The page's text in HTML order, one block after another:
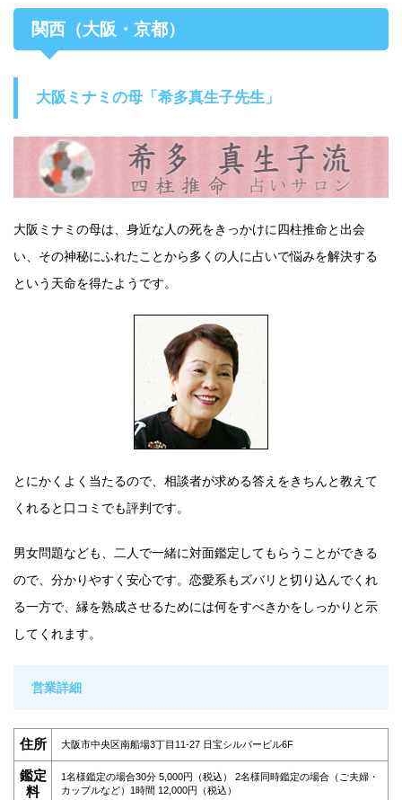
関西（大阪・京都）
大阪ミナミの母「希多真生子先生」
大阪ミナミの母は、身近な人の死をきっかけに四柱推命と出会
い、その神秘にふれたことから多くの人に占いで悩みを解決する
という天命を得たようです。
とにかくよく当たるので、相談者が求める答えをきちんと教えて
くれると口コミでも評判です。
男女問題なども、二人で一緒に対面鑑定してもらうことができる
ので、分かりやすく安心です。恋愛系もズバリと切り込んでくれ
る一方で、縁を熟成させるためには何をすべきかをしっかりと示
してくれます。
営業詳細
住所 大阪市中央区南船場3丁目11-27 日宝シルバービル6F
鑑定
料
1名様鑑定の場合30分 5,000円（税込） 2名様同時鑑定の場合（ご夫婦・
カップルなど）1時間 12,000円（税込）